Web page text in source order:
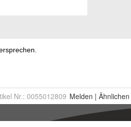
Nr.: 0055012809 Melden | Ähnlichen